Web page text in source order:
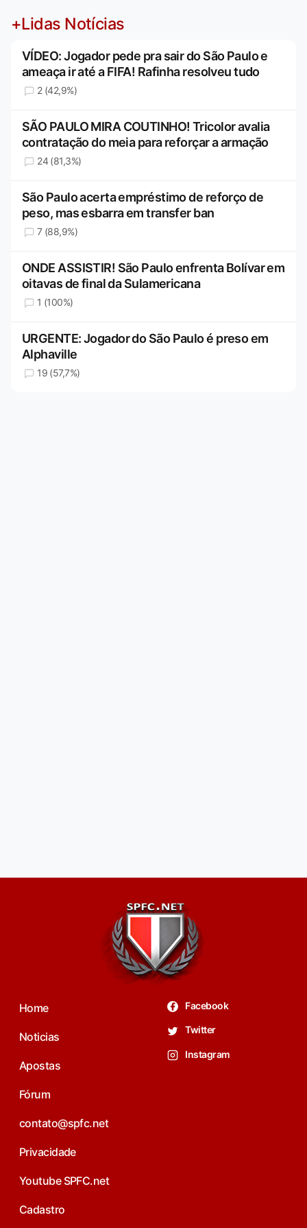
+Lidas Notícias
VÍDEO: Jogador pede pra sair do São Paulo e
ameaça ir até a FIFA! Rafinha resolveu tudo
2 (42,9%)
SÃO PAULO MIRA COUTINHO! Tricolor avalia
contratação do meia para reforçar a armação
24 (81,3%)
São Paulo acerta empréstimo de reforço de
peso, mas esbarra em transfer ban
7 (88,9%)
ONDE ASSISTIR! São Paulo enfrenta Bolívar em
oitavas de final da Sulamericana
1 (100%)
URGENTE: Jogador do São Paulo é preso em
Alphaville
19 (57,7%)
Home
Noticias
Apostas
Fórum
contato@spfc.net
Privacidade
Youtube SPFC.net
Cadastro
Facebook
Twitter
Instagram